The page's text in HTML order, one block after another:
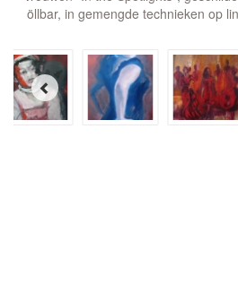
öllbar, in gemengde technieken op